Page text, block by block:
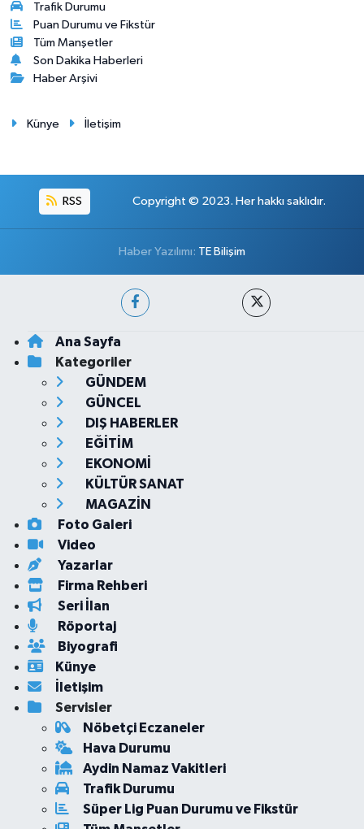
Trafik Durumu
Puan Durumu ve Fikstür
Tüm Manşetler
Son Dakika Haberleri
Haber Arşivi
Künye İletişim
RSS Copyright © 2023. Her hakkı saklıdır.
Haber Yazılımı: TE Bilişim
Ana Sayfa
Kategoriler
GÜNDEM
GÜNCEL
DIŞ HABERLER
EĞİTİM
EKONOMİ
KÜLTÜR SANAT
MAGAZİN
Foto Galeri
Video
Yazarlar
Firma Rehberi
Seri İlan
Röportaj
Biyografi
Künye
İletişim
Servisler
Nöbetçi Eczaneler
Hava Durumu
Aydin Namaz Vakitleri
Trafik Durumu
Süper Lig Puan Durumu ve Fikstür